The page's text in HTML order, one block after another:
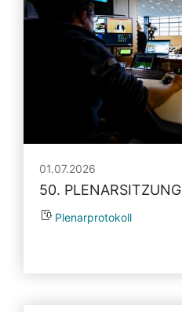
01.07.2026
50. PLENARSITZUNG
Plenarprotokoll